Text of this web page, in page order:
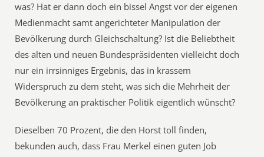
was? Hat er dann doch ein bissel Angst vor der eigenen
Medienmacht samt angerichteter Manipulation der
Bevölkerung durch Gleichschaltung? Ist die Beliebtheit
des alten und neuen Bundespräsidenten vielleicht doch
nur ein irrsinniges Ergebnis, das in krassem
Widerspruch zu dem steht, was sich die Mehrheit der
Bevölkerung an praktischer Politik eigentlich wünscht?
Dieselben 70 Prozent, die den Horst toll finden,
bekunden auch, dass Frau Merkel einen guten Job